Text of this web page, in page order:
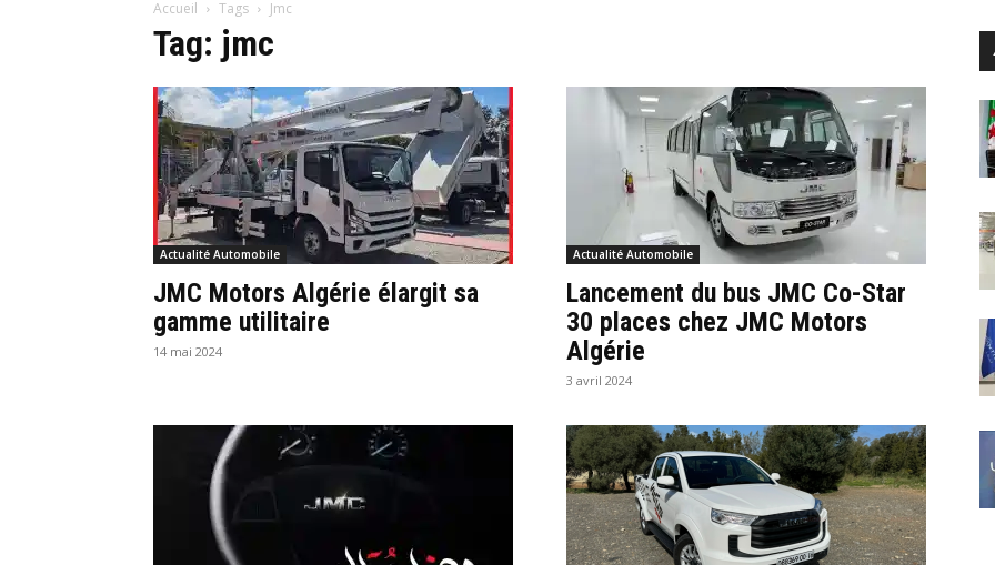
Accueil Tags Jmc
Tag: jmc
Actualité Automobile
JMC Motors Algérie élargit sa
gamme utilitaire
14 mai 2024
Actualité Automobile
Lancement du bus JMC Co-Star
30 places chez JMC Motors
Algérie
3 avril 2024